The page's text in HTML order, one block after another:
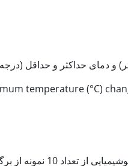
temperature (°C)